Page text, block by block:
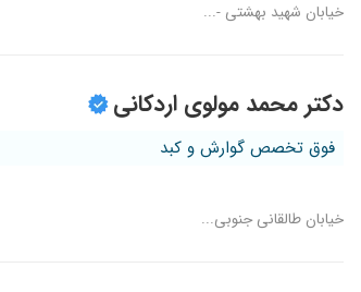
خیابان شهید بهشتی -...
دکتر محمد مولوی اردکانی
فوق تخصص گوارش و کبد
خیابان طالقانی جنوبی...